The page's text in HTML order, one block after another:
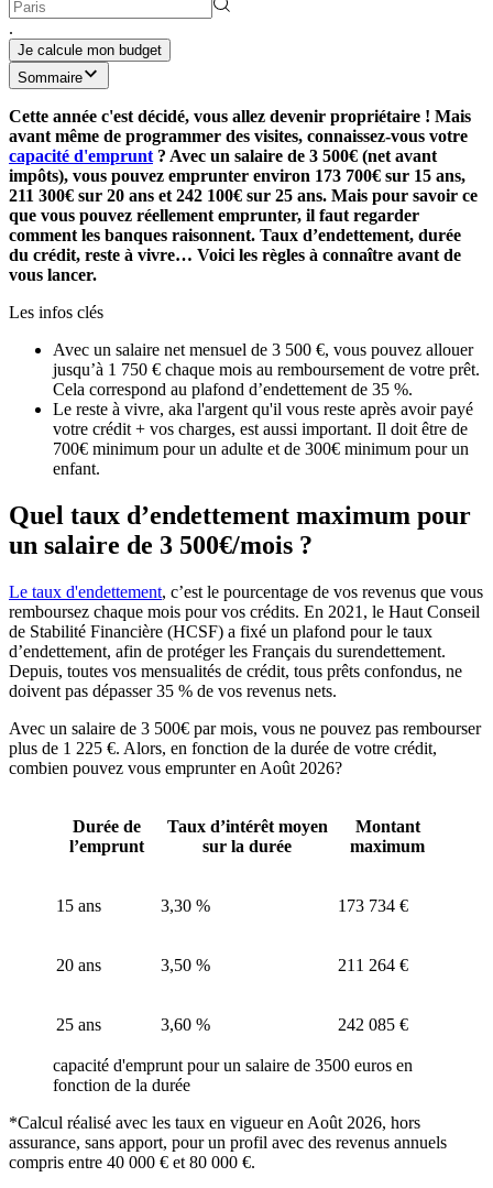
.
Je calcule mon budget
Sommaire
Cette année c'est décidé, vous allez devenir propriétaire ! Mais
avant même de programmer des visites, connaissez-vous votre
capacité d'emprunt ? Avec un salaire de 3 500€ (net avant
impôts), vous pouvez emprunter environ 173 700€ sur 15 ans,
211 300€ sur 20 ans et 242 100€ sur 25 ans. Mais pour savoir ce
que vous pouvez réellement emprunter, il faut regarder
comment les banques raisonnent. Taux d’endettement, durée
du crédit, reste à vivre… Voici les règles à connaître avant de
vous lancer.
Les infos clés
Avec un salaire net mensuel de 3 500 €, vous pouvez allouer
jusqu’à 1 750 € chaque mois au remboursement de votre prêt.
Cela correspond au plafond d’endettement de 35 %.
Le reste à vivre, aka l'argent qu'il vous reste après avoir payé
votre crédit + vos charges, est aussi important. Il doit être de
700€ minimum pour un adulte et de 300€ minimum pour un
enfant.
Quel taux d’endettement maximum pour
un salaire de 3 500€/mois ?
Le taux d'endettement, c’est le pourcentage de vos revenus que vous
remboursez chaque mois pour vos crédits. En 2021, le Haut Conseil
de Stabilité Financière (HCSF) a fixé un plafond pour le taux
d’endettement, afin de protéger les Français du surendettement.
Depuis, toutes vos mensualités de crédit, tous prêts confondus, ne
doivent pas dépasser 35 % de vos revenus nets.
Avec un salaire de 3 500€ par mois, vous ne pouvez pas rembourser
plus de 1 225 €. Alors, en fonction de la durée de votre crédit,
combien pouvez vous emprunter en Août 2026?
Durée de
l’emprunt
Taux d’intérêt moyen
sur la durée
Montant
maximum
15 ans 3,30 % 173 734 €
20 ans 3,50 % 211 264 €
25 ans 3,60 % 242 085 €
capacité d'emprunt pour un salaire de 3500 euros en
fonction de la durée
*Calcul réalisé avec les taux en vigueur en Août 2026, hors
assurance, sans apport, pour un profil avec des revenus annuels
compris entre 40 000 € et 80 000 €.